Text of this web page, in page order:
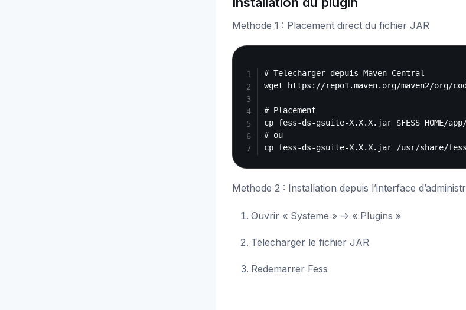
Methode 1 : Placement direct du fichier JAR
# Telecharger depuis Maven Central
wget https://repo1.maven.org/maven2/
# Placement
cp fess-ds-gsuite-X.X.X.jar $FESS_HOME/
# ou
Methode 2 : Installation depuis l’interface
Ouvrir « Systeme » -> « Plugins »
Telecharger le fichier JAR
Redemarrer Fess